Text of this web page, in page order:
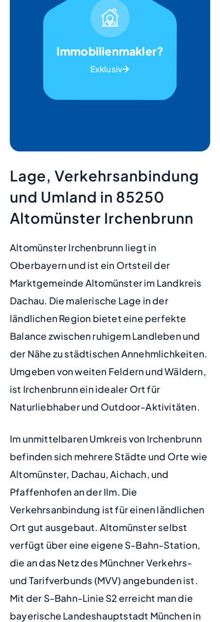
Immobilienmakler?
Exklusiv
Lage, Verkehrsanbindung
und Umland in 85250
Altomünster Irchenbrunn
Altomünster Irchenbrunn liegt in
Oberbayern und ist ein Ortsteil der
Marktgemeinde Altomünster im Landkreis
Dachau. Die malerische Lage in der
ländlichen Region bietet eine perfekte
Balance zwischen ruhigem Landleben und
der Nähe zu städtischen Annehmlichkeiten.
Umgeben von weiten Feldern und Wäldern,
ist Irchenbrunn ein idealer Ort für
Naturliebhaber und Outdoor-Aktivitäten.
Im unmittelbaren Umkreis von Irchenbrunn
befinden sich mehrere Städte und Orte wie
Altomünster, Dachau, Aichach, und
Pfaffenhofen an der Ilm. Die
Verkehrsanbindung ist für einen ländlichen
Ort gut ausgebaut. Altomünster selbst
verfügt über eine eigene S-Bahn-Station,
die an das Netz des Münchner Verkehrs-
und Tarifverbunds (MVV) angebunden ist.
Mit der S-Bahn-Linie S2 erreicht man die
bayerische Landeshauptstadt München in